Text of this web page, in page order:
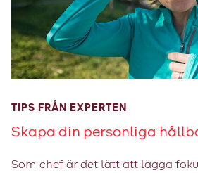
TIPS FRÅN EXPERTEN
Skapa din personliga
Som chef är det lätt att lägga